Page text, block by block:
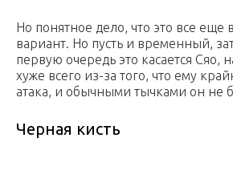
Но понятное дело, что это все
вариант. Но пусть и временный,
первую очередь это касается Сяо,
хуже всего из-за того, что ему
атака, и обычными тычками он не
Черная кисть